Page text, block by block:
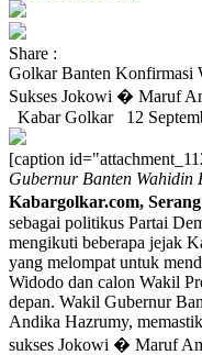
Share :
Golkar Banten Konfirmasi
Sukses Jokowi � Maruf
Kabar Golkar
12
[caption
Gubernur Banten
Kabargolkar.com,
sebagai politikus Partai
mengikuti beberapa jejak
yang melompat untuk
Widodo dan calon Wakil
depan. Wakil Gubernur
Andika Hazrumy,
sukses Jokowi � Maruf